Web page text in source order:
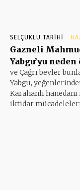
SELÇUKLU TARIHI
Gazneli
Yabgu’yu
ve Çağrı beyler
Yabgu,
Karahanlı
iktidar